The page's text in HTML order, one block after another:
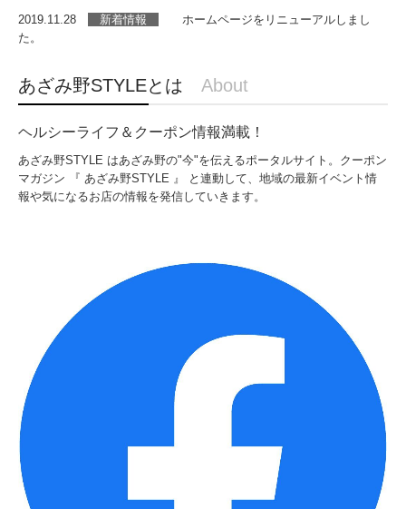
2019.11.28 新着情報
ホームページをリニューアルしまし
た。
あざみ野STYLEとは About
ヘルシーライフ＆クーポン情報満載！
あざみ野STYLE はあざみ野の"今"を伝えるポータルサイト。クーポン
マガジン 『 あざみ野STYLE 』 と連動して、地域の最新イベント情
報や気になるお店の情報を発信していきます。